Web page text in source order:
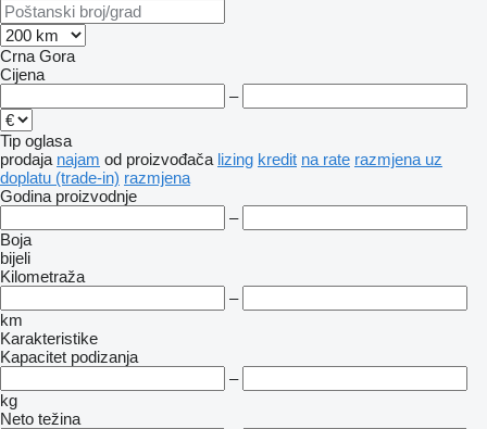
Crna Gora
Cijena
–
Tip oglasa
prodaja najam od proizvođača lizing kredit na rate razmjena uz
doplatu (trade-in) razmjena
Godina proizvodnje
–
Boja
bijeli
Kilometraža
–
km
Karakteristike
Kapacitet podizanja
–
kg
Neto težina